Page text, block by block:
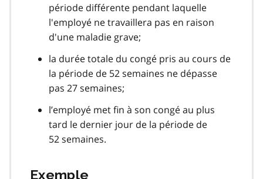
période différente pendant laquelle
l'employé ne travaillera pas en raison
d'une maladie grave;
la durée totale du congé pris au cours de
la période de 52 semaines ne dépasse
pas 27 semaines;
l’employé met fin à son congé au plus
tard le dernier jour de la période de
52 semaines.
Exemple